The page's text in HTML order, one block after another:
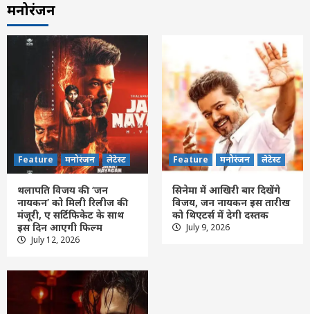
मनोरंजन
Feature मनोरंजन लेटेस्ट
थलापति विजय की ‘जन
नायकन’ को मिली रिलीज की
मंजूरी, ए सर्टिफिकेट के साथ
इस दिन आएगी फिल्म
July 12, 2026
Feature मनोरंजन लेटेस्ट
सिनेमा में आखिरी बार दिखेंगे
विजय, जन नायकन इस तारीख
को थिएटर्स में देगी दस्तक
July 9, 2026
Feature लेटेस्ट
Crime – WRS कॉलोनी तालाब में मिली युवती की
कातिल, गला दबाकर की हत्या
Feature छत्तीसगढ़ रायपुर